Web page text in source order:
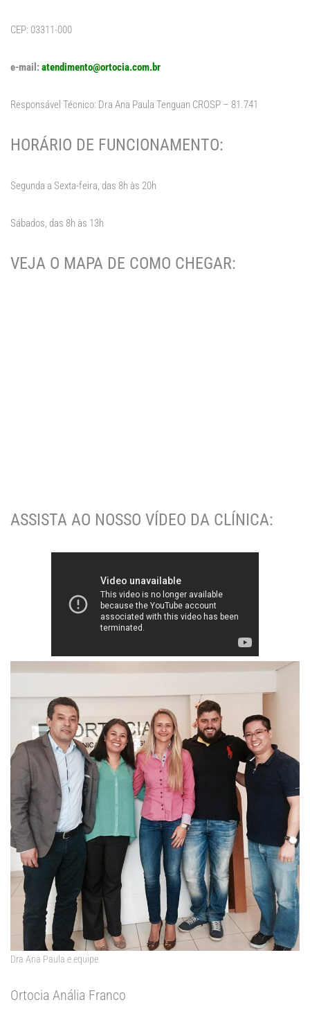
CEP: 03311-000
e-mail:atendimento@ortocia.com.br
Responsável Técnico: Dra Ana Paula Tenguan CROSP – 81.741
HORÁRIO DE FUNCIONAMENTO:
Segunda a Sexta-feira, das 8h às 20h
Sábados, das 8h às 13h
VEJA O MAPA DE COMO CHEGAR:
ASSISTA AO NOSSO VÍDEO DA CLÍNICA:
Dra Ana Paula e equipe
Ortocia Anália Franco